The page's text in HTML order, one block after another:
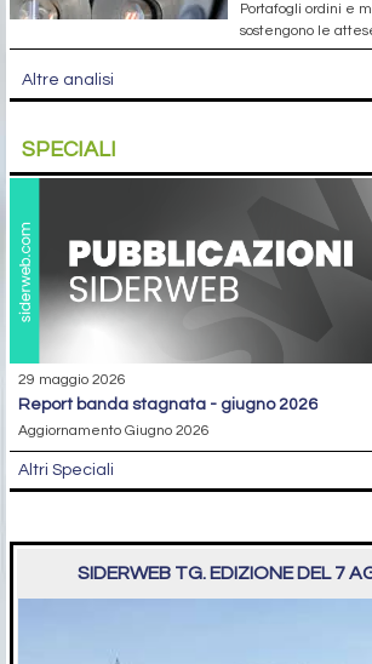
Portafogli ordini e
sostengono le
Altre analisi
SPECIALI
29 maggio 2026
report banda stagnata - giugno 2026
Aggiornamento Giugno 2026
Altri Speciali
SIDERWEB TG. EDIZIONE DEL 7